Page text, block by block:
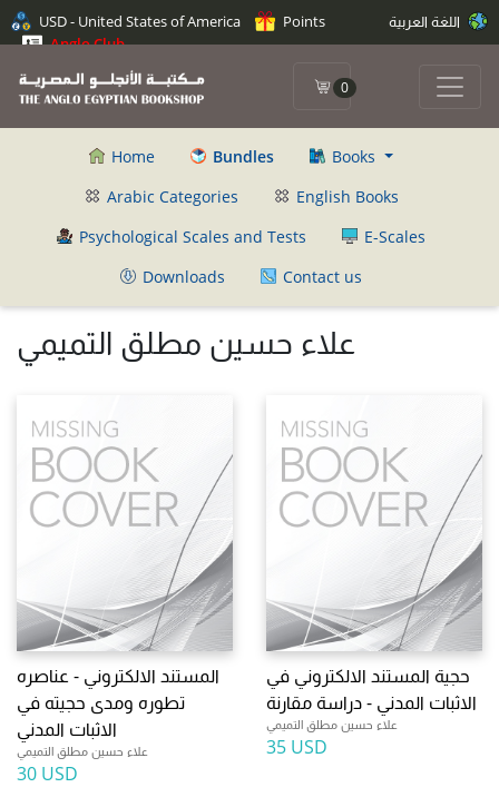
USD - United States of America
Points
Anglo Club
0
Home Bundles
Books
Arabic Categories
English Books
Psychological Scales and Tests
E-Scales
Downloads
Contact us
علاء حسين مطلق التميمي
المستند الالكتروني - عناصره
تطوره ومدى حجيته في
الاثبات المدني
علاء حسين مطلق التميمي
30 USD
حجية المستند الالكتروني في
الاثبات المدني - دراسة مقارنة
علاء حسين مطلق التميمي
35 USD